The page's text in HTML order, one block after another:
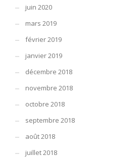
juin 2020
mars 2019
février 2019
janvier 2019
décembre 2018
novembre 2018
octobre 2018
septembre 2018
août 2018
juillet 2018